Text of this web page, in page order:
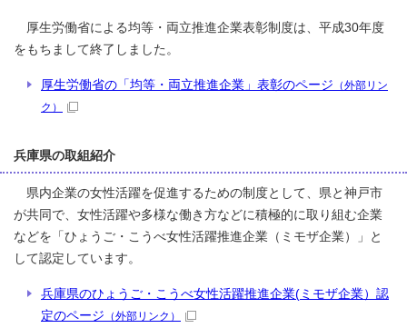
厚生労働省による均等・両立推進企業表彰制度は、平成30年度
をもちまして終了しました。
厚生労働省の「均等・両立推進企業」表彰のページ （外部リン
ク）
兵庫県の取組紹介
県内企業の女性活躍を促進するための制度として、県と神戸市
が共同で、女性活躍や多様な働き方などに積極的に取り組む企業
などを「ひょうご・こうべ女性活躍推進企業（ミモザ企業）」と
して認定しています。
兵庫県のひょうご・こうべ女性活躍推進企業(ミモザ企業）認
定のページ （外部リンク）